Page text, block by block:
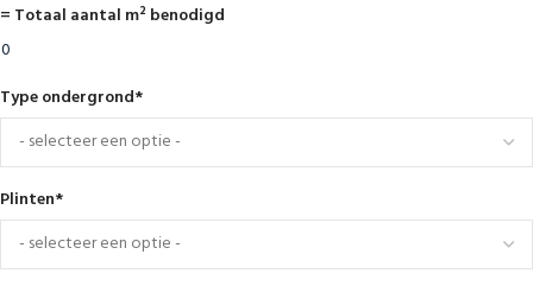
= Totaal aantal m² benodigd
Type ondergrond*
Plinten*